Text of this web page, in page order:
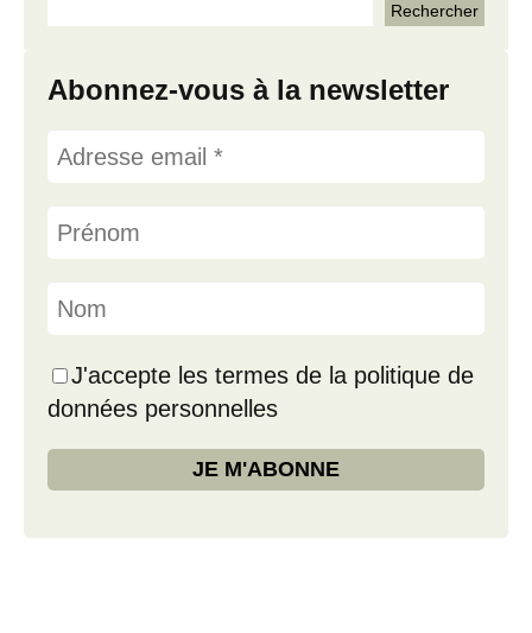
Abonnez-vous à la newsletter
J'accepte les termes de la politique de
données personnelles